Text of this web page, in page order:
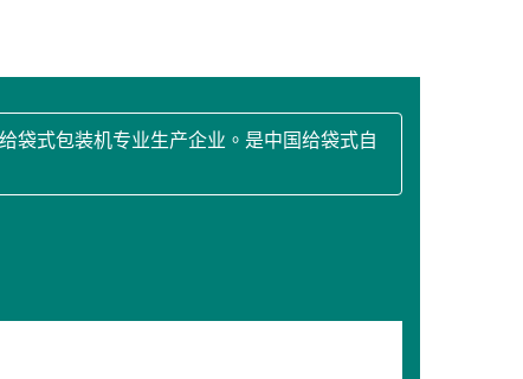
袋式包装机专业生产企业。是中国给袋式自